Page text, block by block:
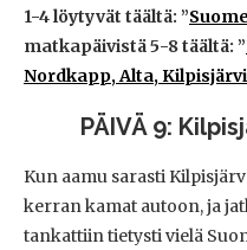
1-4 löytyvät täältä: ”
matkapäivistä 5-8 täältä: ”
Nordkapp, Alta, Kilpisjärvi
PÄIVÄ 9:
Kun aamu sarasti
kerran kamat autoon, ja
tankattiin tietysti vielä